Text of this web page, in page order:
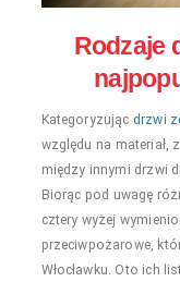
Rodzaje
Kategoryzując drzwi
względu na materiał,
między innymi drzwi
Biorąc pod uwagę
cztery wyżej
przeciwpożarowe,
Włocławku. Oto ich